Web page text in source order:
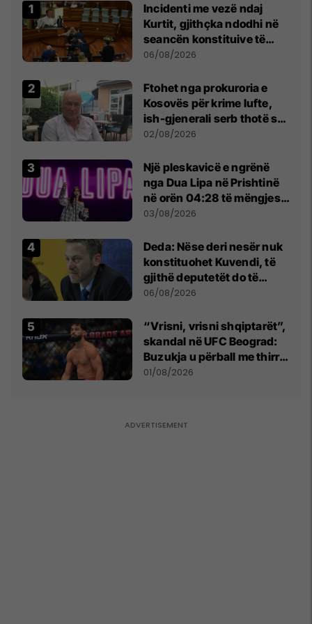
Incidenti me vezë ndaj
Kurtit, gjithçka ndodhi në
seancën konstituive të
Kuvendit
06/08/2026
Ftohet nga prokuroria e
Kosovës për krime lufte,
ish-gjenerali serb thotë se
dikush e tradhtoi në
02/08/2026
Një pleskavicë e ngrënë
nga Dua Lipa në Prishtinë
në orën 04:28 të mëngjesit
- dhe bota digjitale serbe
03/08/2026
Deda: Nëse deri nesër nuk
konstituohet Kuvendi, të
gjithë deputetët do të
bëjnë shkelje të rëndë
06/08/2026
“Vrisni, vrisni shqiptarët”,
skandal në UFC Beograd:
Buzukja u përball me thirrje
anti-shqiptare nga
01/08/2026